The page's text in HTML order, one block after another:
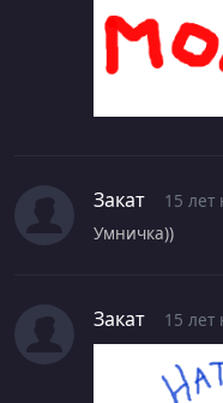
Закат
15 лет
Умничка))
Закат 15 лет